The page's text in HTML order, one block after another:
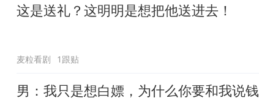
这是送礼？这明明是想把他送进去！
麦粒看剧 1跟贴
男：我只是想白嫖，为什么你要和我说钱